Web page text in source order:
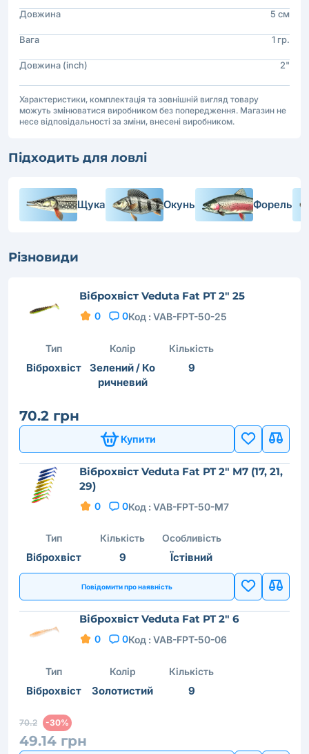
Довжина 5 см
Вага 1 гр.
Довжина (inch) 2"
Характеристики, комплектація та зовнішній вигляд товару
можуть змінюватися виробником без попередження. Магазин не
несе відповідальності за зміни, внесені виробником.
Підходить для ловлі
Щука Окунь Форель
Різновиди
Віброхвіст Veduta Fat PT 2" 25
0 0Код : VAB-FPT-50-25
Тип
Віброхвіст
Колір
Зелений / Ко
ричневий
Кількість
9
70.2 грн
Купити
Віброхвіст Veduta Fat PT 2" M7 (17, 21,
29)
0 0Код : VAB-FPT-50-M7
Тип
Віброхвіст
Кількість
9
Особливість
Їстівний
Повідомити про наявність
Віброхвіст Veduta Fat PT 2" 6
0 0Код : VAB-FPT-50-06
Тип
Віброхвіст
Колір
Золотистий
Кількість
9
70.2 -30%
49.14 грн